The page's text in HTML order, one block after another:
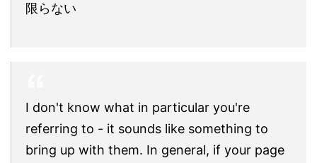
限らない
I don't know what in particular you're
referring to - it sounds like something to
bring up with them. In general, if your page